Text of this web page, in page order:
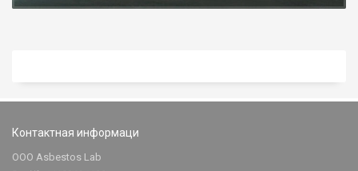
Контактная информаци
ООО Asbestos Lab